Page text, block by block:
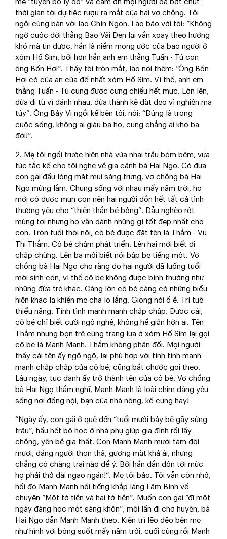
mẹ “tuyên bố lý do” và cảm ơn mọi người đã bớt chút
thời gian tới dự tiệc rượu ra mắt của hai vợ chồng. Tôi
ngồi cùng bàn với lão Chín Ngón. Lão bảo với tôi: “Không
ngờ cuộc đời thằng Bao Vải Đen lại vần xoay theo hướng
khó mà tin được, hắn là niềm mong ước của bao người ở
xóm Hố Sim, bởi hơn hẳn anh em thằng Tuấn - Tú con
ông Bốn Hợi”. Thấy tôi tròn mắt, lão nói thêm: “Ông Bốn
Hợi có của ăn của để nhất xóm Hố Sim. Vì thế, anh em
thằng Tuấn - Tú cũng được cưng chiều hết mực. Lớn lên,
đứa đi tù vì đánh nhau, đứa thành kẻ dặt dẹo vì nghiện ma
túy”. Ông Bảy Vị ngồi kế bên tôi, nói: “Đúng là trong
cuộc sống, không ai giàu ba họ, cũng chẳng ai khó ba
đời!”.
2. Mẹ tôi ngồi trước hiên nhà vừa nhai trầu bỏm bẻm, vừa
túc tắc kể cho tôi nghe về gia cảnh bà Hai Ngọ. Có đứa
con gái đầu lòng mặt mũi sáng trưng, vợ chồng bà Hai
Ngọ mừng lắm. Chung sống với nhau mấy năm trời, họ
mới có được mụn con nên hai người dồn hết tất cả tình
thương yêu cho “thiên thần bé bỏng”. Dẫu nghèo rớt
mùng tơi nhưng họ vẫn dành những gì tốt đẹp nhất cho
con. Tròn tuổi thôi nôi, cô bé được đặt tên là Thắm - Vũ
Thị Thắm. Cô bé chậm phát triển. Lên hai mới biết đi
chập chững. Lên ba mới biết nói bập bẹ tiếng một. Vợ
chồng bà Hai Ngọ cho rằng do hai người đã luống tuổi
mới sinh con, vì thế cô bé không được bình thường như
những đứa trẻ khác. Càng lớn cô bé càng có những biểu
hiện khác lạ khiến mẹ cha lo lắng. Giọng nói ồ ề. Trí tuệ
thiểu năng. Tính tình manh manh chập chập. Được cái,
cô bé chỉ biết cười ngô nghê, không hề giận hờn ai. Tên
Thắm nhưng bọn trẻ cùng trang lứa ở xóm Hố Sim lại gọi
cô bé là Manh Manh. Thắm không phản đối. Mọi người
thấy cái tên ấy ngồ ngộ, lại phù hợp với tính tình manh
manh chập chập của cô bé, cũng bắt chước gọi theo.
Lâu ngày, tục danh ấy trở thành tên của cô bé. Vợ chồng
bà Hai Ngọ thầm nghĩ, Manh Manh là loài chim đáng yêu
sống nơi đồng nội, bạn của nhà nông, kể cũng hay!
“Ngày ấy, con gái ở quê đến “tuổi mười bảy bẻ gãy sừng
trâu”, hầu hết bỏ học ở nhà phụ giúp gia đình rồi lấy
chồng, yên bề gia thất. Con Manh Manh mười tám đôi
mươi, dáng người thon thả, gương mặt khả ái, nhưng
chẳng có chàng trai nào để ý. Bởi hắn đần độn tới mức
họ phải thở dài ngao ngán!”. Mẹ tôi bảo. Tôi vẫn còn nhớ,
hồi đó Manh Manh nổi tiếng khắp làng Lâm Bình về
chuyện “Một tờ tiền và hai tờ tiền”. Muốn con gái “đi một
ngày đàng học một sàng khôn”, mỗi lần đi chợ huyện, bà
Hai Ngọ dẫn Manh Manh theo. Kiên trì lẽo đẽo bên mẹ
như hình với bóng suốt mấy năm trời, cuối cùng rồi Manh